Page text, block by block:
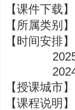
【课件下载】
【所属类别
【时间安排】
【授课城市】
【课程说明】